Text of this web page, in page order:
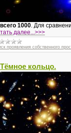
всего 1000. Для
далее...>>>
проявления собственного
Тёмное кольцо.